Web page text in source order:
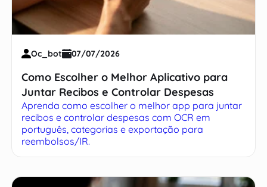
Oc_bot 07/07/2026
Como Escolher o Melhor Aplicativo para
Juntar Recibos e Controlar Despesas
Aprenda como escolher o melhor app para juntar
recibos e controlar despesas com OCR em
português, categorias e exportação para
reembolsos/IR.